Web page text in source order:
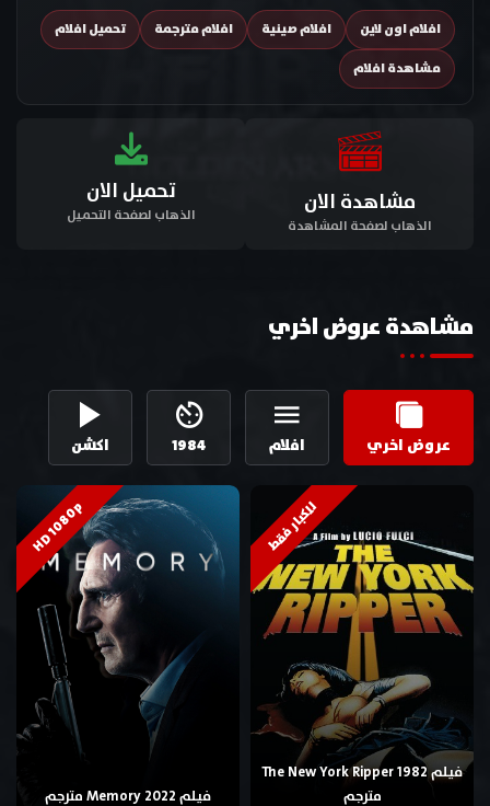
افلام اون لاين افلام صينية افلام مترجمة
تحميل افلام
مشاهدة افلام
مشاهدة الان
الذهاب لصفحة المشاهدة
تحميل الان
الذهاب لصفحة التحميل
مشاهدة عروض اخري
عروض اخري افلام 1984 اكشن
للكبار فقط
فيلم The New York Ripper 1982
مترجم
HD 1080p
فيلم Memory 2022 مترجم